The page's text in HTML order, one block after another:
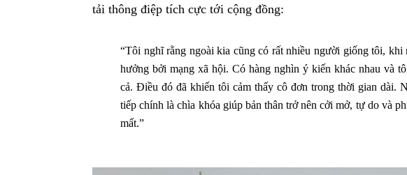
tải thông điệp tích cực tới cộng đồng:
“Tôi nghĩ rằng ngoài kia cũng có rất nhiều người giống tôi, khi
hưởng bởi mạng xã hội. Có hàng nghìn ý kiến khác nhau và
cả. Điều đó đã khiến tôi cảm thấy cô đơn trong thời gian dài.
tiếp chính là chìa khóa giúp bản thân trở nên cởi mở, tự do và
mất.”